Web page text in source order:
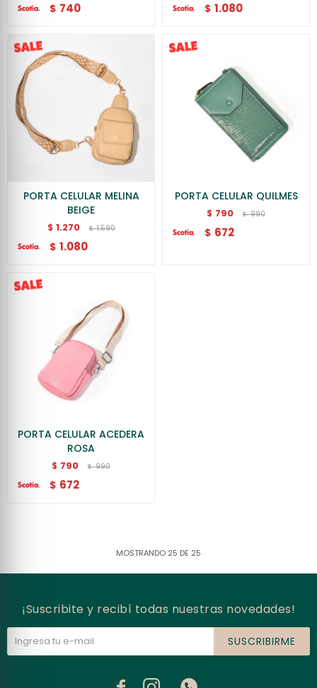
$ 740 $ 1.080
PORTA CELULAR MELINA
BEIGE
$ 1.270 $ 1.590
$ 1.080
PORTA CELULAR QUILMES
$ 790 $ 990
$ 672
PORTA CELULAR ACEDERA
ROSA
$ 790 $ 990
$ 672
MOSTRANDO 25 DE 25
¡Suscribite y recibí todas nuestras novedades!
SUSCRIBIRME